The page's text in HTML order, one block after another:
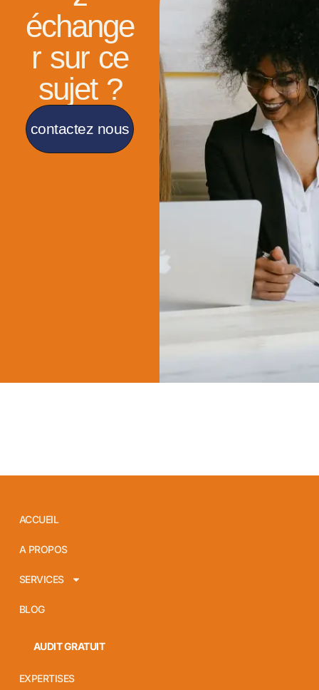
échange
r sur ce
sujet ?
contactez nous
ACCUEIL
A PROPOS
SERVICES
BLOG
AUDIT GRATUIT
EXPERTISES